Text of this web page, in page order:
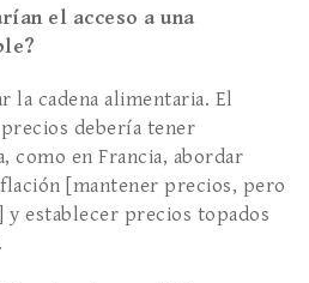
el acceso a una
cadena alimentaria. El
debería tener
como en Francia, abordar
[mantener precios, pero
y establecer precios topados